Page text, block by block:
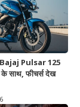
Pulsar 125
साथ, फीचर्स देख